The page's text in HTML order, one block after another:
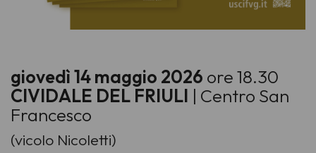
giovedì 14 maggio 2026 ore 18.30
CIVIDALE DEL FRIULI | Centro San
Francesco
(vicolo Nicoletti)